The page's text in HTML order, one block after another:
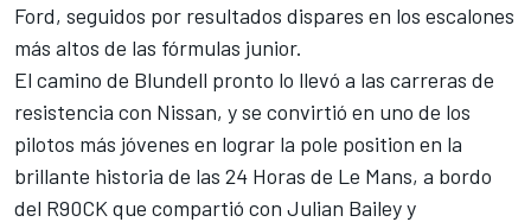
Ford, seguidos por resultados dispares en los escalones
más altos de las fórmulas junior.
El camino de Blundell pronto lo llevó a las carreras de
resistencia con Nissan, y se convirtió en uno de los
pilotos más jóvenes en lograr la pole position en la
brillante historia de las 24 Horas de Le Mans, a bordo
del R90CK que compartió con Julian Bailey y